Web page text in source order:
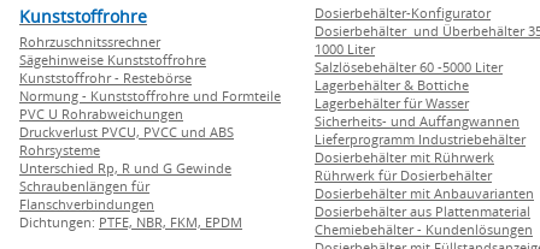
Kunststoffrohre
Rohrzuschnitssrechner
Sägehinweise Kunststoffrohre
Kunststoffrohr - Restebörse
Normung - Kunststoffrohre und Formteile
PVC U Rohrabweichungen
Druckverlust PVCU, PVCC und ABS
Rohrsysteme
Unterschied Rp, R und G Gewinde
Schraubenlängen für
Flanschverbindungen
Dichtungen: PTFE, NBR, FKM, EPDM
Dosierbehälter-Konfigurator
Dosierbehälter und Überbehälter
1000 Liter
Salzlösebehälter 60 -5000 Liter
Lagerbehälter & Bottiche
Lagerbehälter für Wasser
Sicherheits- und Auffangwannen
Lieferprogramm Industriebehälter
Dosierbehälter mit Rührwerk
Rührwerk für Dosierbehälter
Dosierbehälter mit Anbauvarianten
Dosierbehälter aus Plattenmaterial
Chemiebehälter - Kundenlösungen